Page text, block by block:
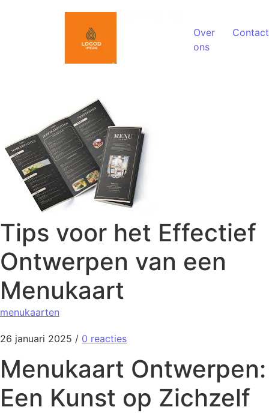
Over
ons
Contact
Tips voor het Effectief
Ontwerpen van een
Menukaart
menukaarten
26 januari 2025 / 0 reacties
Menukaart Ontwerpen:
Een Kunst op Zichzelf